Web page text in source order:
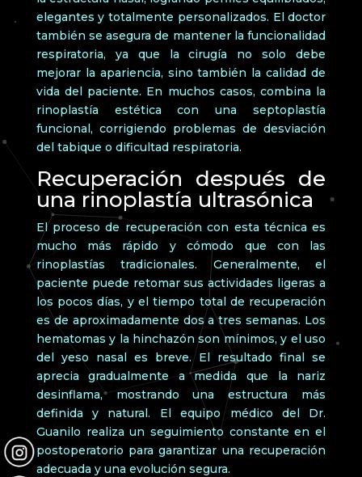
elegantes y totalmente personalizados. El doctor
también se asegura de mantener la funcionalidad
respiratoria, ya que la cirugía no solo debe
mejorar la apariencia, sino también la calidad de
vida del paciente. En muchos casos, combina la
rinoplastía estética con una septoplastía
funcional, corrigiendo problemas de desviación
del tabique o dificultad respiratoria.
Recuperación después de
una rinoplastía ultrasónica
El proceso de recuperación con esta técnica es
mucho más rápido y cómodo que con las
rinoplastías tradicionales. Generalmente, el
paciente puede retomar sus actividades ligeras a
los pocos días, y el tiempo total de recuperación
es de aproximadamente dos a tres semanas. Los
hematomas y la hinchazón son mínimos, y el uso
del yeso nasal es breve. El resultado final se
aprecia gradualmente a medida que la nariz
desinflama, mostrando una estructura más
definida y natural. El equipo médico del Dr.
Guanilo realiza un seguimiento constante en el
postoperatorio para garantizar una recuperación
adecuada y una evolución segura.